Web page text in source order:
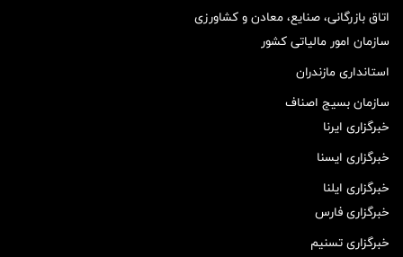
اتاق بازرگانی، صنایع، معادن و کشاورزی
سازمان امور مالیاتی کشور
استانداری مازندران
سازمان بسیج اصناف
خبرگزاری ایرنا
خبرگزاری ایسنا
خبرگزاری ایلنا
خبرگزاری فارس
خبرگزاری تسنیم